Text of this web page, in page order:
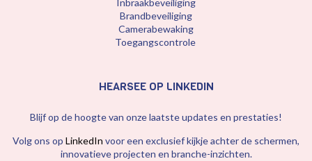
Inbraakbeveiliging
Brandbeveiliging
Camerabewaking
Toegangscontrole
HEARSEE OP LINKEDIN
Blijf op de hoogte van onze laatste updates en prestaties!
Volg ons op LinkedIn voor een exclusief kijkje achter de schermen,
innovatieve projecten en branche-inzichten.